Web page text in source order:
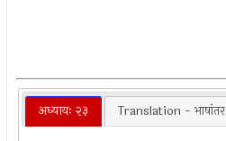
अध्यायः २३ Translation - भाषांतर